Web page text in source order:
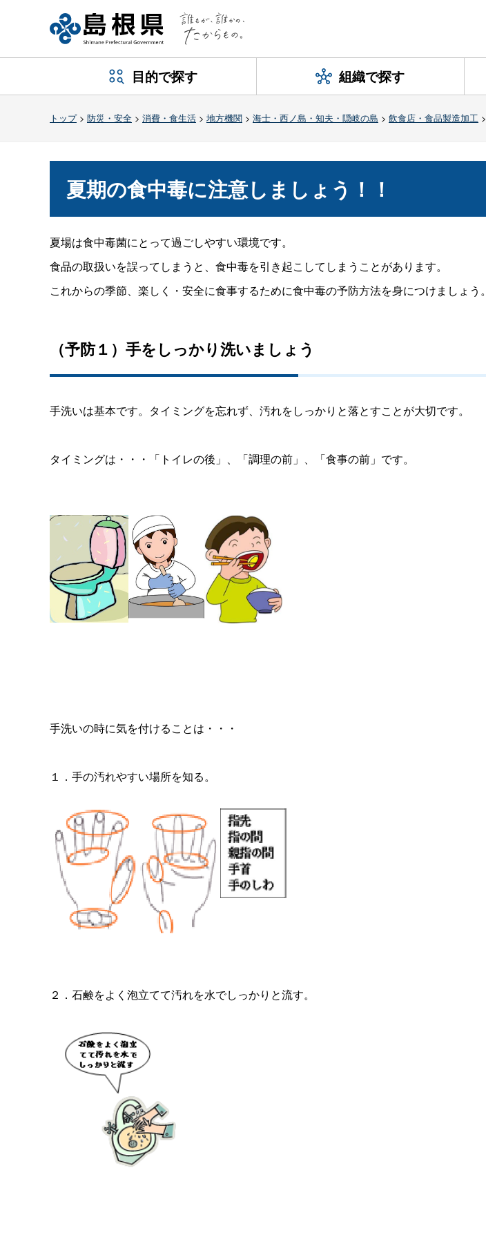
目的で探す 組織で探す
トップ> 防災・安全 > 消費・食生活 > 地方機関 > 海士・西ノ島・知夫・隠岐の島 > 飲食店・食品製造加工 >
夏期の食中毒に注意しましょう！！
夏場は食中毒菌にとって過ごしやすい環境です。
食品の取扱いを誤ってしまうと、食中毒を引き起こしてしまうことがあります。
これからの季節、楽しく・安全に食事するために食中毒の予防方法を身につけましょう。
（予防１）手をしっかり洗いましょう
手洗いは基本です。タイミングを忘れず、汚れをしっかりと落とすことが大切です。
タイミングは・・・「トイレの後」、「調理の前」、「食事の前」です。
手洗いの時に気を付けることは・・・
１．手の汚れやすい場所を知る。
２．石鹸をよく泡立てて汚れを水でしっかりと流す。